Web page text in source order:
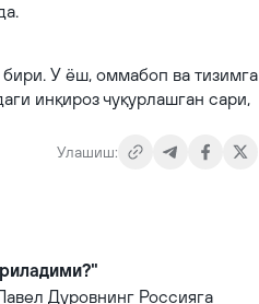
У ёш, оммабоп ва тизимга
инқироз чуқурлашган сари,
Улашиш:
Дуровнинг Россияга